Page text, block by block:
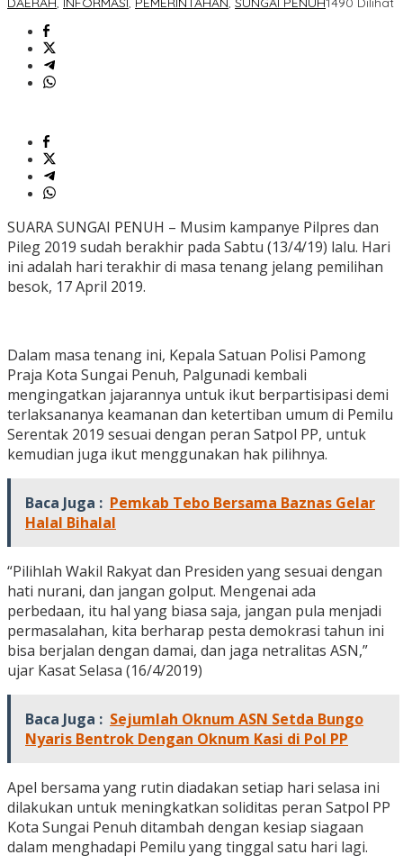
SUARA SUNGAI PENUH – Musim kampanye Pilpres dan
Pileg 2019 sudah berakhir pada Sabtu (13/4/19) lalu. Hari
ini adalah hari terakhir di masa tenang jelang pemilihan
besok, 17 April 2019.
Dalam masa tenang ini, Kepala Satuan Polisi Pamong
Praja Kota Sungai Penuh, Palgunadi kembali
mengingatkan jajarannya untuk ikut berpartisipasi demi
terlaksananya keamanan dan ketertiban umum di Pemilu
Serentak 2019 sesuai dengan peran Satpol PP, untuk
kemudian juga ikut menggunakan hak pilihnya.
Baca Juga : Pemkab Tebo Bersama Baznas Gelar
Halal Bihalal
“Pilihlah Wakil Rakyat dan Presiden yang sesuai dengan
hati nurani, dan jangan golput. Mengenai ada
perbedaan, itu hal yang biasa saja, jangan pula menjadi
permasalahan, kita berharap pesta demokrasi tahun ini
bisa berjalan dengan damai, dan jaga netralitas ASN,”
ujar Kasat Selasa (16/4/2019)
Baca Juga : Sejumlah Oknum ASN Setda Bungo
Nyaris Bentrok Dengan Oknum Kasi di Pol PP
Apel bersama yang rutin diadakan setiap hari selasa ini
dilakukan untuk meningkatkan soliditas peran Satpol PP
Kota Sungai Penuh ditambah dengan kesiap siagaan
dalam menghadapi Pemilu yang tinggal satu hari lagi.